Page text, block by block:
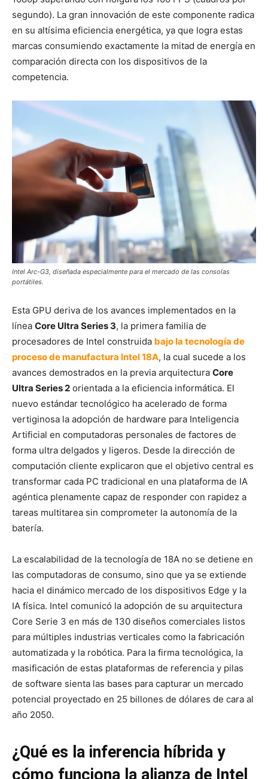
segundo). La gran innovación de este componente radica
en su altísima eficiencia energética, ya que logra estas
marcas consumiendo exactamente la mitad de energía en
comparación directa con los dispositivos de la
competencia.
Intel Arc-G3, diseñada especialmente para el mercado de las consolas
portátiles.
Esta GPU deriva de los avances implementados en la
línea Core Ultra Series 3, la primera familia de
procesadores de Intel construida bajo la tecnología de
proceso de manufactura Intel 18A, la cual sucede a los
avances demostrados en la previa arquitectura Core
Ultra Series 2 orientada a la eficiencia informática. El
nuevo estándar tecnológico ha acelerado de forma
vertiginosa la adopción de hardware para Inteligencia
Artificial en computadoras personales de factores de
forma ultra delgados y ligeros. Desde la dirección de
computación cliente explicaron que el objetivo central es
transformar cada PC tradicional en una plataforma de IA
agéntica plenamente capaz de responder con rapidez a
tareas multitarea sin comprometer la autonomía de la
batería.
La escalabilidad de la tecnología de 18A no se detiene en
las computadoras de consumo, sino que ya se extiende
hacia el dinámico mercado de los dispositivos Edge y la
IA física. Intel comunicó la adopción de su arquitectura
Core Serie 3 en más de 130 diseños comerciales listos
para múltiples industrias verticales como la fabricación
automatizada y la robótica. Para la firma tecnológica, la
masificación de estas plataformas de referencia y pilas
de software sienta las bases para capturar un mercado
potencial proyectado en 25 billones de dólares de cara al
año 2050.
¿Qué es la inferencia híbrida y
cómo funciona la alianza de Intel